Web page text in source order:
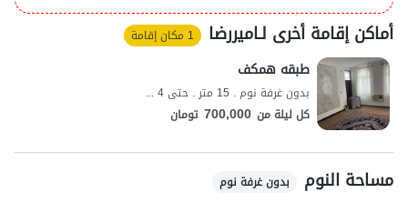
أماكن إقامة أخرى لـامیررضا 1 مكان إقامة
طبقه همکف
بدون غرفة نوم . 15 متر . حتى 4 ضيف
كل ليلة من 700,000 تومان
مساحة النوم بدون غرفة نوم